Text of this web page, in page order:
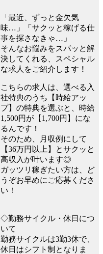
「最近、ずっと金欠気
味…」「サクッと稼げる仕
事を探さなきゃ…」
そんなお悩みをスパッと解
決してくれる、スペシャル
な求人をご紹介します！
こちらの求人は、選べる入
社特典のうち【時給アッ
プ】の特典を選ぶと、時給
1,500円が【1,700円】にな
るんです！
そのため、月収例にして
【36万円以上】とサクッと
高収入が叶います◎
ガッツリ稼ぎたい方は、ど
うぞお早めにご応募くださ
い！
◇勤務サイクル・休日につ
いて
勤務サイクルは3勤3休で、
休日はシフト制となりま